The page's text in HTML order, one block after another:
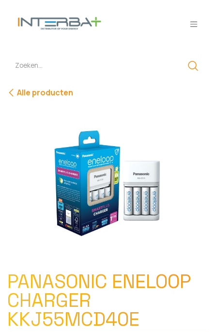
Alle producten
PANASONIC ENELOOP
CHARGER
KKJ55MCD40E